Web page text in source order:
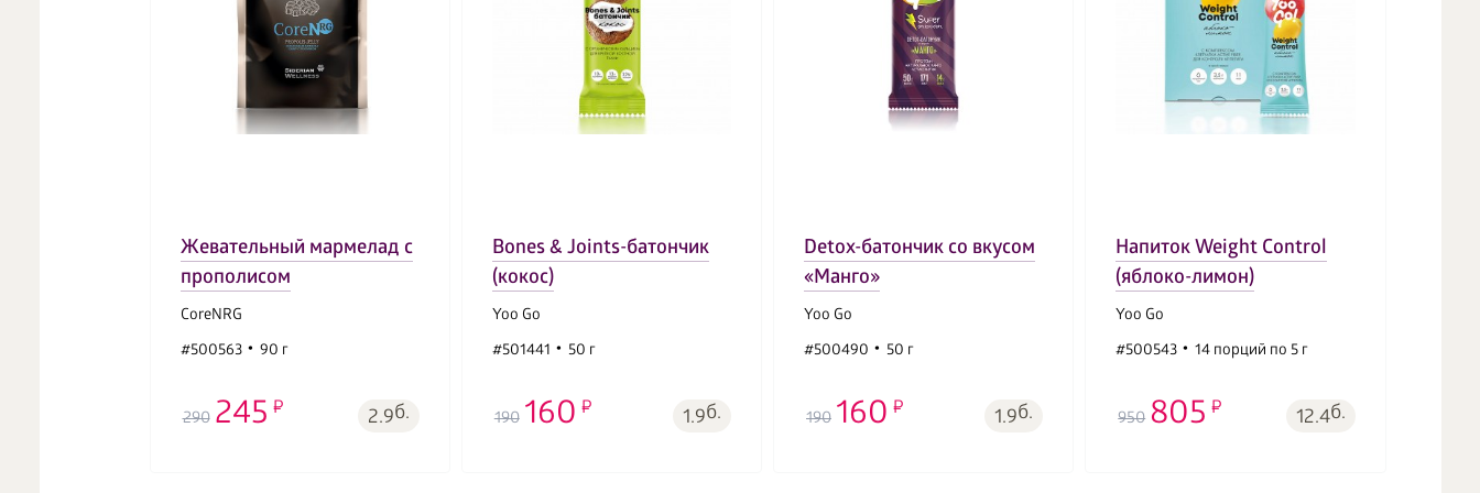
Жевательный мармелад с
прополисом
CoreNRG
#500563
90 г
290 245 2.9б.
Bones & Joints-батончик
(кокос)
Yoo Gо
#501441
50 г
190 160 1.9б.
Detox-батончик со вкусом
«Манго»
Yoo Gо
#500490
50 г
190 160 1.9б.
Напиток Weight Control
(яблоко-лимон)
Yoo Go
#500543
14 порций по 5 г
950 805 12.4б.